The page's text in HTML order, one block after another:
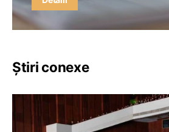
Știri conexe